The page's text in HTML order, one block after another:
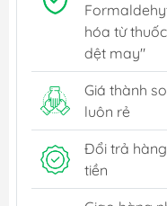
hóa từ
dệt may"
Giá thành
luôn rẻ
Đổi trả
tiền